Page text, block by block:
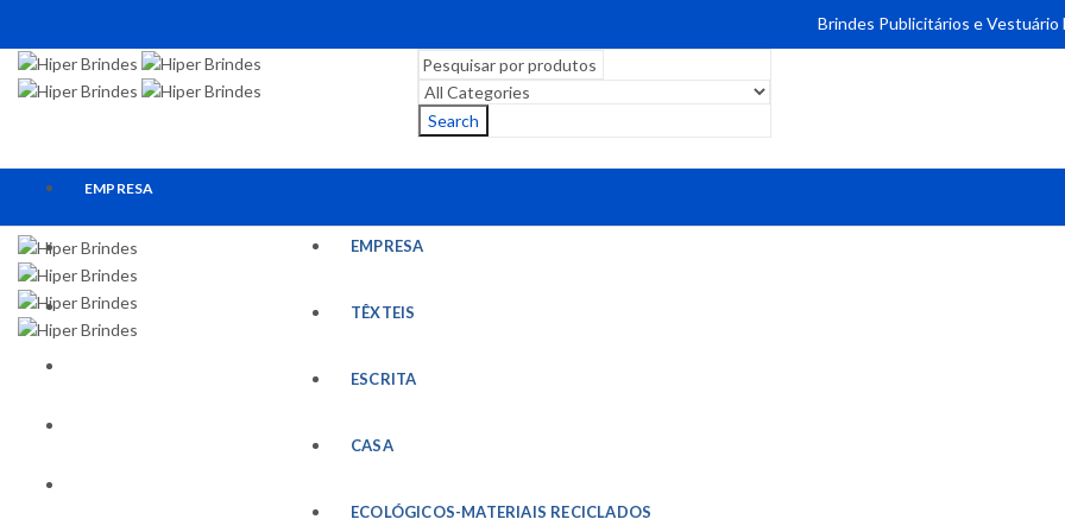
Brindes Publicitários e Vestuário
Search
EMPRESA
TÊXTEIS
ESCRITA
EMPRESA
TÊXTEIS
ESCRITA
CASA
ECOLÓGICOS-MATERIAIS RECICLADOS